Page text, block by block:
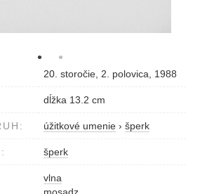
20. storočie, 2. polovica, 1988
dĺžka 13.2 cm
úžitkové umenie › šperk
šperk
vlna